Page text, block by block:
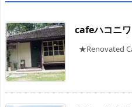
cafeハコニワ
★Renovated